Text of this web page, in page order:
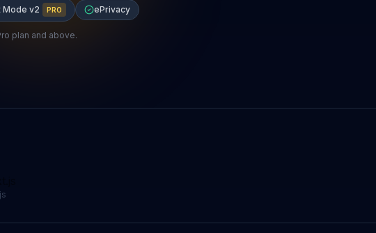
Mode v2 PRO ePrivacy
plan and above.